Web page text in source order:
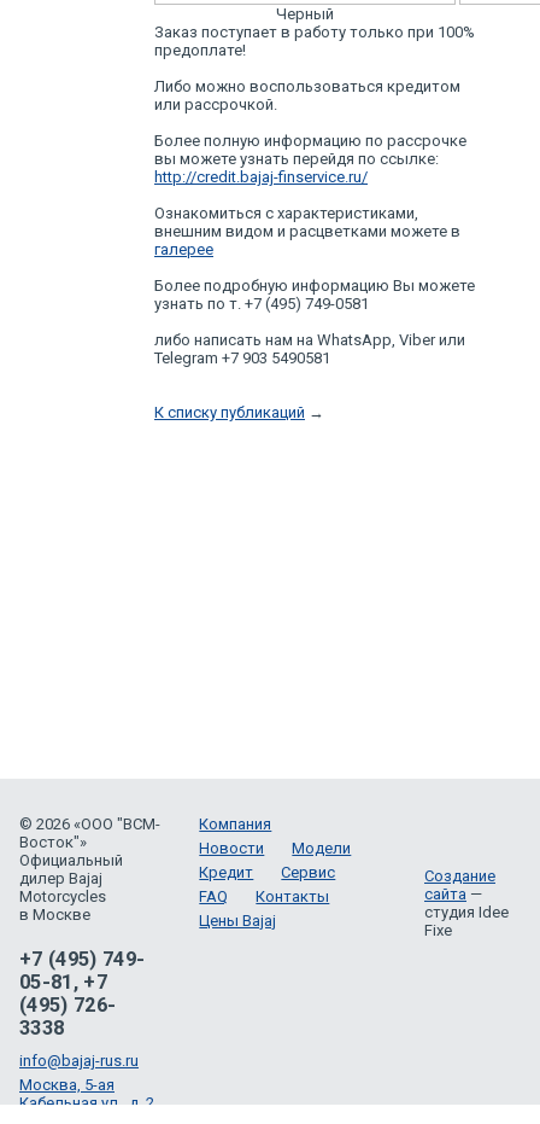
Черный
Заказ поступает в работу только при 100%
предоплате!
Либо можно воспользоваться кредитом
или рассрочкой.
Более полную информацию по рассрочке
вы можете узнать перейдя по ссылке:
http://credit.bajaj-finservice.ru/
Ознакомиться с характеристиками,
внешним видом и расцветками можете в
галерее
Более подробную информацию Вы можете
узнать по т. +7 (495) 749-0581
либо написать нам на WhatsApp, Viber или
Telegram +7 903 5490581
К списку публикаций →
© 2026 «ООО "ВСМ-
Восток"»
Официальный
дилер Bajaj
Motorcycles
в Москве
+7 (495) 749-
05-81, +7
(495) 726-
3338
info@bajaj-rus.ru
Москва, 5-ая
Кабельная ул., д. 2,
Компания
Новости
Модели
Кредит
Сервис
FAQ
Контакты
Цены Bajaj
Создание
сайта —
студия Idee
Fixe